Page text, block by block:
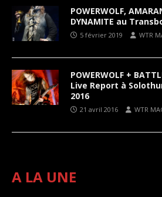
POWERWOLF,
DYNAMITE au
5 février 2019 WTR
POWERWOLF +
Live Report à
2016
21 avril 2016 WTR
A LA UNE